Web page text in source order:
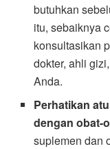
butuhkan
itu, sebaiknya
konsultasikan
dokter, ahli
Anda.
Perhatikan
dengan obat-
suplemen dan